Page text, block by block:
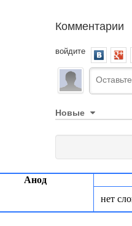
Комментарии
войдите
Новые
Анод
нет